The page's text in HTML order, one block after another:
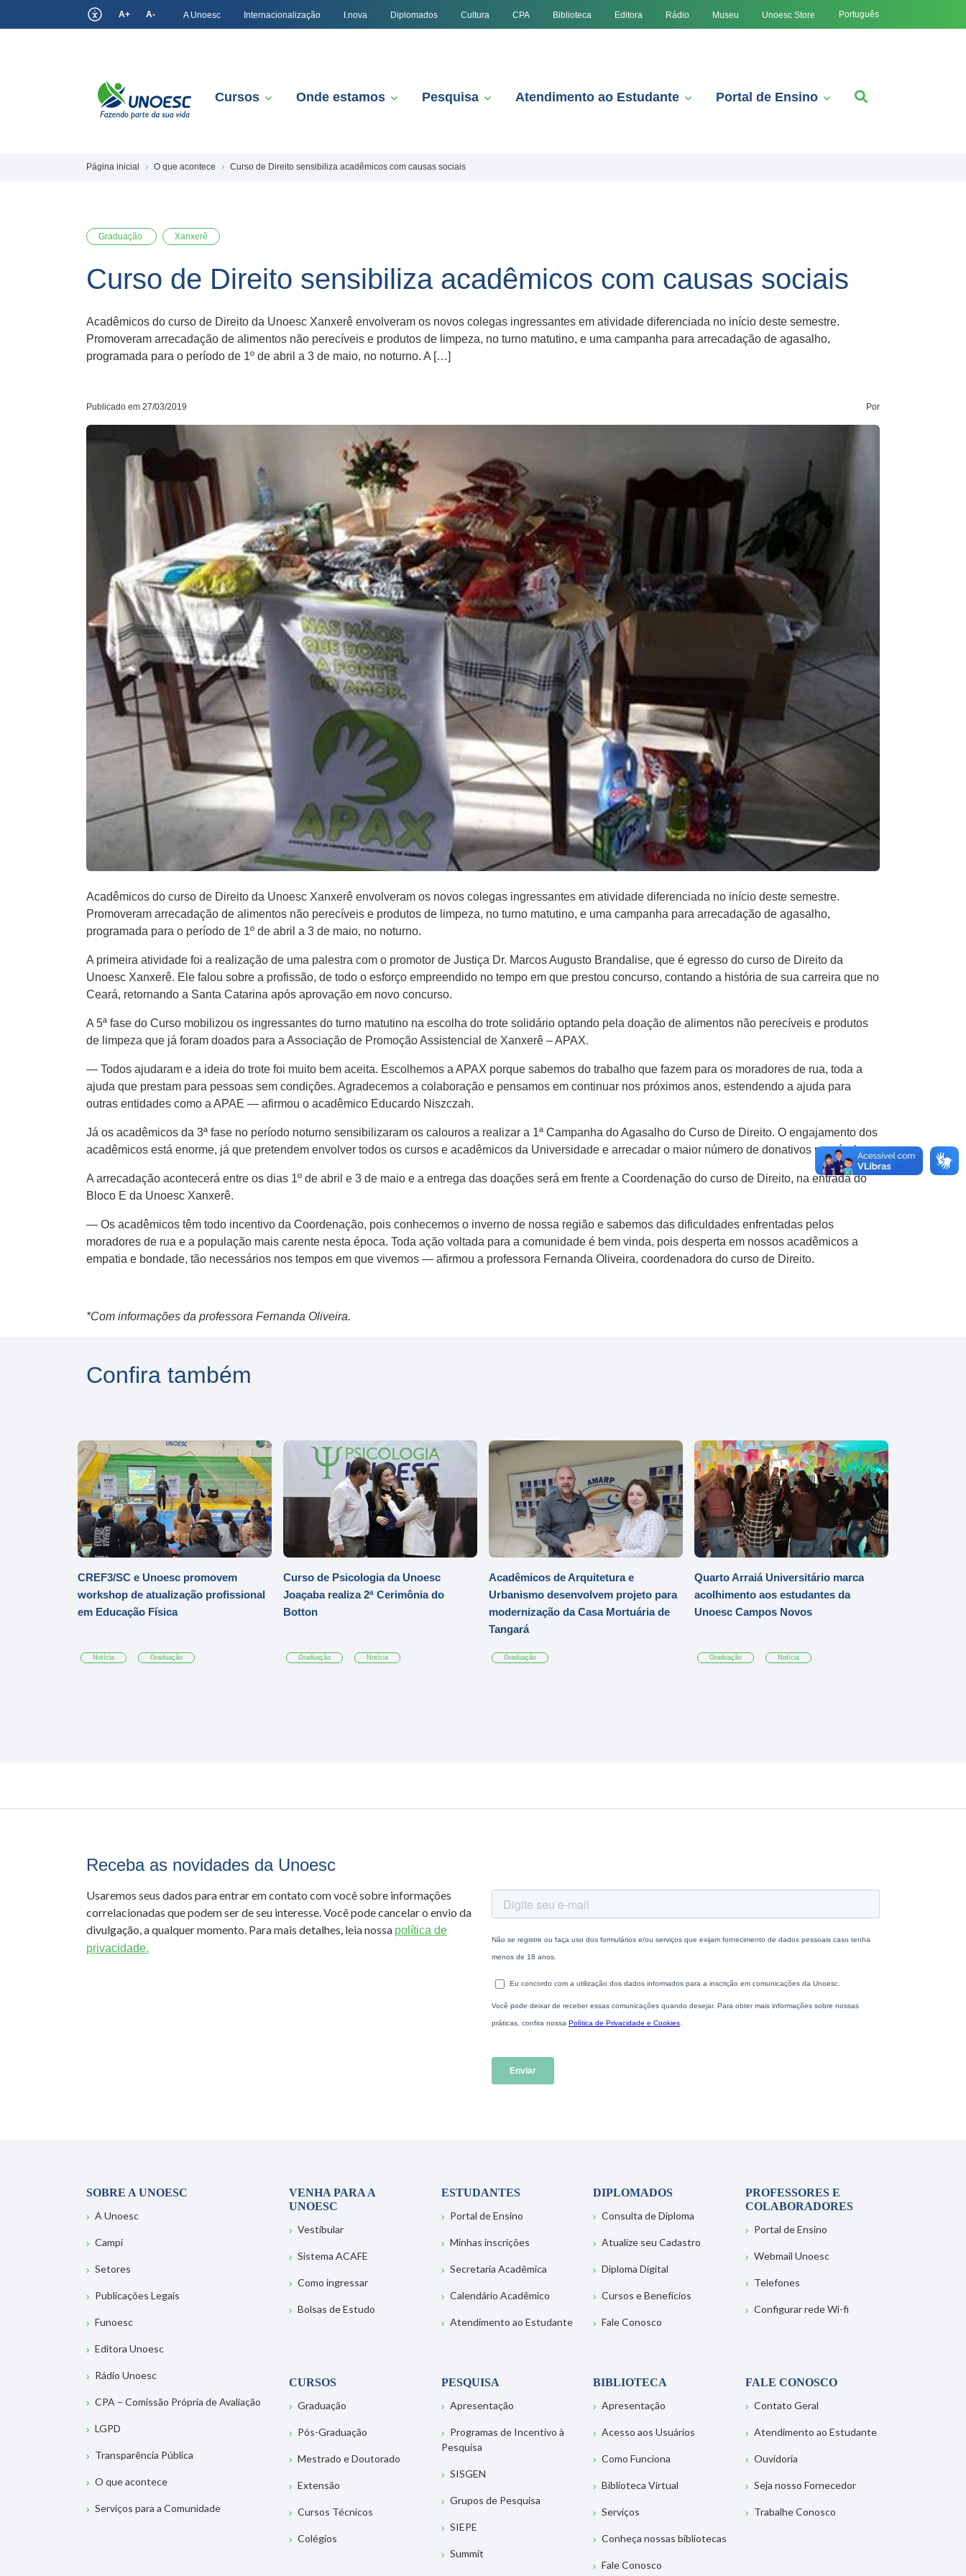
A+ A- A Unoesc Internacionalização I.nova Diplomados Cultura CPA Biblioteca Editora Rádio Museu Unoesc Store Português
Cursos Onde estamos Pesquisa Atendimento ao Estudante Portal de Ensino
Página inicial O que acontece Curso de Direito sensibiliza acadêmicos com causas sociais
Graduação Xanxerê
Curso de Direito sensibiliza acadêmicos com causas sociais
Acadêmicos do curso de Direito da Unoesc Xanxerê envolveram os novos colegas ingressantes em atividade diferenciada no início deste semestre.
Promoveram arrecadação de alimentos não perecíveis e produtos de limpeza, no turno matutino, e uma campanha para arrecadação de agasalho,
programada para o período de 1º de abril a 3 de maio, no noturno. A […]
Publicado em 27/03/2019 Por
Acadêmicos do curso de Direito da Unoesc Xanxerê envolveram os novos colegas ingressantes em atividade diferenciada no início deste semestre.
Promoveram arrecadação de alimentos não perecíveis e produtos de limpeza, no turno matutino, e uma campanha para arrecadação de agasalho,
programada para o período de 1º de abril a 3 de maio, no noturno.
A primeira atividade foi a realização de uma palestra com o promotor de Justiça Dr. Marcos Augusto Brandalise, que é egresso do curso de Direito da
Unoesc Xanxerê. Ele falou sobre a profissão, de todo o esforço empreendido no tempo em que prestou concurso, contando a história de sua carreira que no
Ceará, retornando a Santa Catarina após aprovação em novo concurso.
A 5ª fase do Curso mobilizou os ingressantes do turno matutino na escolha do trote solidário optando pela doação de alimentos não perecíveis e produtos
de limpeza que já foram doados para a Associação de Promoção Assistencial de Xanxerê – APAX.
— Todos ajudaram e a ideia do trote foi muito bem aceita. Escolhemos a APAX porque sabemos do trabalho que fazem para os moradores de rua, toda a
ajuda que prestam para pessoas sem condições. Agradecemos a colaboração e pensamos em continuar nos próximos anos, estendendo a ajuda para
outras entidades como a APAE — afirmou o acadêmico Educardo Niszczah.
Já os acadêmicos da 3ª fase no período noturno sensibilizaram os calouros a realizar a 1ª Campanha do Agasalho do Curso de Direito. O engajamento dos
acadêmicos está enorme, já que pretendem envolver todos os cursos e acadêmicos da Universidade e arrecadar o maior número de donativos possível.
A arrecadação acontecerá entre os dias 1º de abril e 3 de maio e a entrega das doações será em frente a Coordenação do curso de Direito, na entrada do
Bloco E da Unoesc Xanxerê.
— Os acadêmicos têm todo incentivo da Coordenação, pois conhecemos o inverno de nossa região e sabemos das dificuldades enfrentadas pelos
moradores de rua e a população mais carente nesta época. Toda ação voltada para a comunidade é bem vinda, pois desperta em nossos acadêmicos a
empatia e bondade, tão necessários nos tempos em que vivemos — afirmou a professora Fernanda Oliveira, coordenadora do curso de Direito.
*Com informações da professora Fernanda Oliveira.
Confira também
CREF3/SC e Unoesc promovem
workshop de atualização profissional
em Educação Física
Notícia Graduação
Curso de Psicologia da Unoesc
Joaçaba realiza 2ª Cerimônia do
Botton
Graduação Notícia
Acadêmicos de Arquitetura e
Urbanismo desenvolvem projeto para
modernização da Casa Mortuária de
Tangará
Graduação
Quarto Arraiá Universitário marca
acolhimento aos estudantes da
Unoesc Campos Novos
Graduação Notícia
Receba as novidades da Unoesc
Usaremos seus dados para entrar em contato com você sobre informações
correlacionadas que podem ser de seu interesse. Você pode cancelar o envio da
divulgação, a qualquer momento. Para mais detalhes, leia nossa política de
privacidade.
SOBRE A UNOESC
A Unoesc
Campi
Setores
Publicações Legais
Funoesc
Editora Unoesc
Rádio Unoesc
CPA – Comissão Própria de Avaliação
LGPD
Transparência Pública
O que acontece
Serviços para a Comunidade
VENHA PARA A
UNOESC
Vestibular
Sistema ACAFE
Como ingressar
Bolsas de Estudo
ESTUDANTES
Portal de Ensino
Minhas inscrições
Secretaria Acadêmica
Calendário Acadêmico
Atendimento ao Estudante
DIPLOMADOS
Consulta de Diploma
Atualize seu Cadastro
Diploma Digital
Cursos e Benefícios
Fale Conosco
PROFESSORES E
COLABORADORES
Portal de Ensino
Webmail Unoesc
Telefones
Configurar rede Wi-fi
CURSOS
Graduação
Pós-Graduação
Mestrado e Doutorado
Extensão
Cursos Técnicos
Colégios
PESQUISA
Apresentação
Programas de Incentivo à
Pesquisa
SISGEN
Grupos de Pesquisa
SIEPE
Summit
BIBLIOTECA
Apresentação
Acesso aos Usuários
Como Funciona
Biblioteca Virtual
Serviços
Conheça nossas bibliotecas
Fale Conosco
FALE CONOSCO
Contato Geral
Atendimento ao Estudante
Ouvidoria
Seja nosso Fornecedor
Trabalhe Conosco